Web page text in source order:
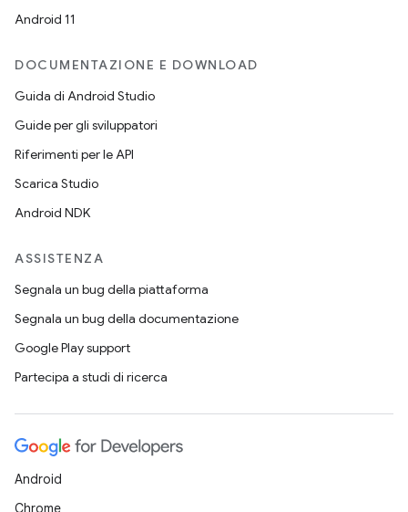
Android 11
DOCUMENTAZIONE E DOWNLOAD
Guida di Android Studio
Guide per gli sviluppatori
Riferimenti per le API
Scarica Studio
Android NDK
ASSISTENZA
Segnala un bug della piattaforma
Segnala un bug della documentazione
Google Play support
Partecipa a studi di ricerca
Android
Chrome